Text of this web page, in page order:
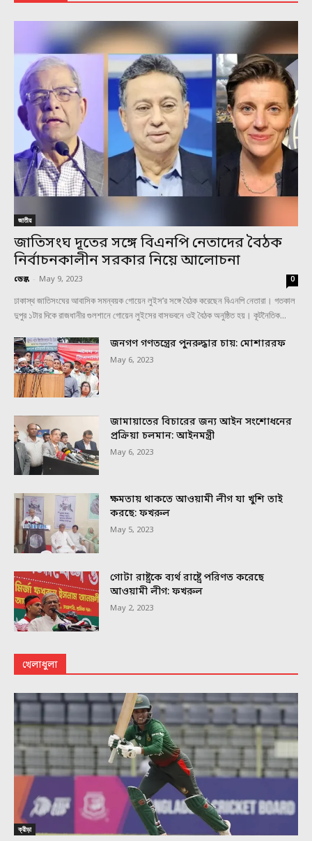
জাতীয়
জাতিসংঘ দূতের সঙ্গে বিএনপি নেতাদের বৈঠক
নির্বাচনকালীন সরকার নিয়ে আলোচনা
ডেস্ক - May 9, 2023 0
ঢাকাস্থ জাতিসংঘের আবাসিক সমন্বয়ক গোয়েন লুইস’র সঙ্গে বৈঠক করেছেন বিএনপি নেতারা। গতকাল
দুপুর ১টার দিকে রাজধানীর গুলশানে গোয়েন লুইসের বাসভবনে ওই বৈঠক অনুষ্ঠিত হয়। কূটনৈতিক...
জনগণ গণতন্ত্রের পুনরুদ্ধার চায়: মোশাররফ
May 6, 2023
জামায়াতের বিচারের জন্য আইন সংশোধনের
প্রক্রিয়া চলমান: আইনমন্ত্রী
May 6, 2023
ক্ষমতায় থাকতে আওয়ামী লীগ যা খুশি তাই
করছে: ফখরুল
May 5, 2023
গোটা রাষ্ট্রকে ব্যর্থ রাষ্ট্রে পরিণত করেছে
আওয়ামী লীগ: ফখরুল
May 2, 2023
খেলাধুলা
ক্রীড়া